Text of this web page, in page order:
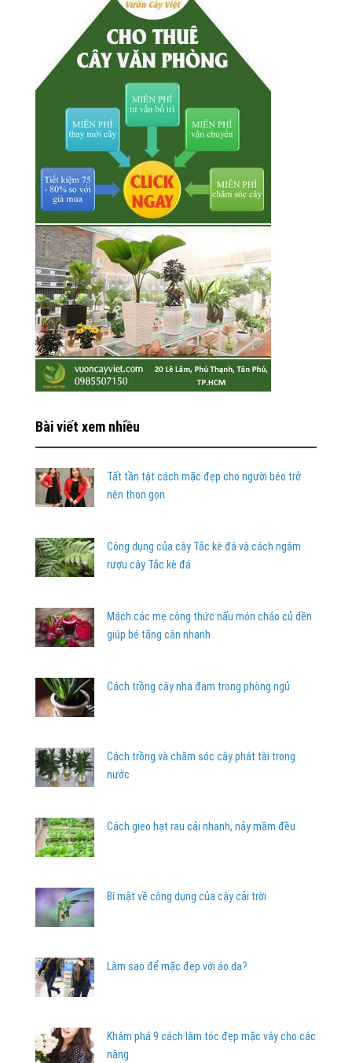
Bài viết xem nhiều
Tất tần tật cách mặc đẹp cho người béo trở
nên thon gọn
Công dụng của cây Tắc kè đá và cách ngâm
rượu cây Tắc kè đá
Mách các mẹ công thức nấu món cháo củ dền
giúp bé tăng cân nhanh
Cách trồng cây nha đam trong phòng ngủ
Cách trồng và chăm sóc cây phát tài trong
nước
Cách gieo hạt rau cải nhanh, nảy mầm đều
Bí mật về công dụng của cây cải trời
Làm sao để mặc đẹp với áo da?
Khám phá 9 cách làm tóc đẹp mặc váy cho các
nàng